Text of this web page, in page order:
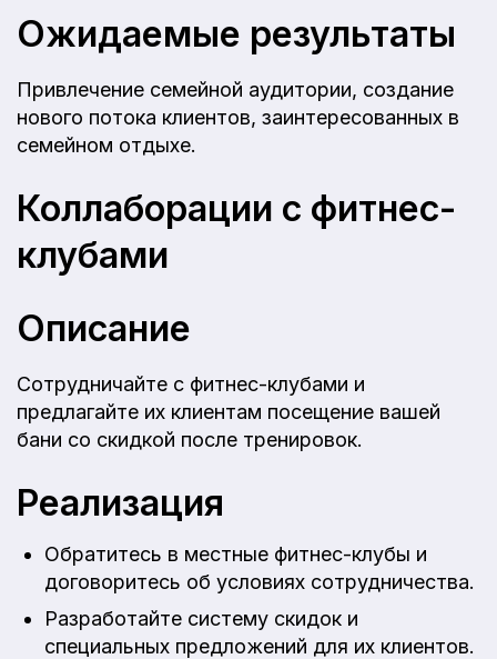
Ожидаемые результаты
Привлечение семейной аудитории, создание
нового потока клиентов, заинтересованных в
семейном отдыхе.
Коллаборации с фитнес-
клубами
Описание
Сотрудничайте с фитнес-клубами и
предлагайте их клиентам посещение вашей
бани со скидкой после тренировок.
Реализация
Обратитесь в местные фитнес-клубы и
договоритесь об условиях сотрудничества.
Разработайте систему скидок и
специальных предложений для их клиентов.